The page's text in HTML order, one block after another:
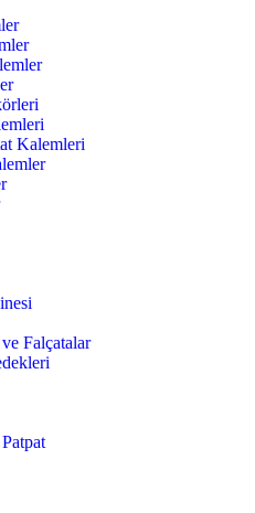
Kalemleri
Falçatalar